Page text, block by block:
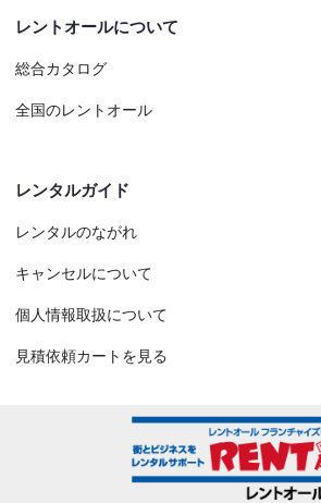
レントオールについて
総合カタログ
全国のレントオール
レンタルガイド
レンタルのながれ
キャンセルについて
個人情報取扱について
見積依頼カートを見る